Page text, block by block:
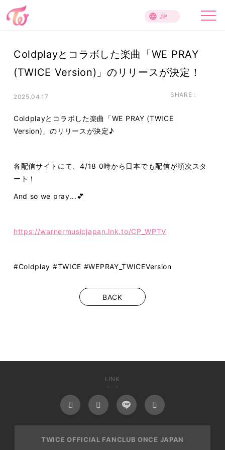
Coldplayとコラボした楽曲「WE PRAY
(TWICE Version)」のリリースが決定！
2025.04.17 SHARE :
Coldplayとコラボした楽曲「WE PRAY (TWICE
Version)」のリリースが決定♪
各配信サイトにて、4/18 0時から日本でも配信が順次スタ
ート！
And so we pray...💕
https://warnermusicjapan.lnk.to/CP_WPTV
#Coldplay #TWICE #WEPRAY_TWICEVersion
BACK
LINK
TWICE OFFICIAL FANCLUB ONCE JAPAN